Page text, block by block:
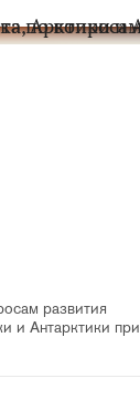
развития
и Антарктики при